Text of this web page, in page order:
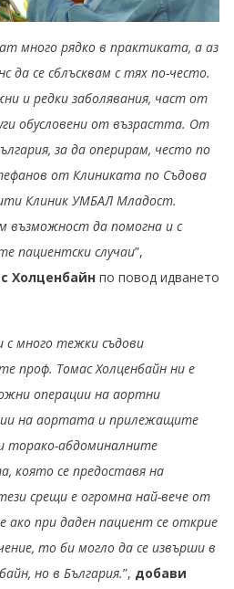
много рядко в практиката, а аз
да се сблъсквам с тях по-често.
и редки заболявания, част от
обусловени от възрастта. От
за да оперирам, често по
от Клиниката по Съдова
Клиник УМБАЛ Младост.
възможност да помогна и с
пациентски случаи”,
Холценбайн по повод идването
с много тежки съдови
проф. Томас Холценбайн ни е
операции на аортни
на аортата и прилежащите
торако-абдоминалните
която се предоставя на
срещи е огромна най-вече от
ако при даден пациент се открие
то би могло да се извърши в
но в България.”, добави